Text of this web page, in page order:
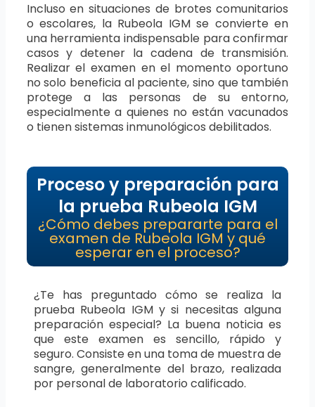
Incluso en situaciones de brotes comunitarios
o escolares, la Rubeola IGM se convierte en
una herramienta indispensable para confirmar
casos y detener la cadena de transmisión.
Realizar el examen en el momento oportuno
no solo beneficia al paciente, sino que también
protege a las personas de su entorno,
especialmente a quienes no están vacunados
o tienen sistemas inmunológicos debilitados.
Proceso y preparación para
la prueba Rubeola IGM
¿Cómo debes prepararte para el
examen de Rubeola IGM y qué
esperar en el proceso?
¿Te has preguntado cómo se realiza la
prueba Rubeola IGM y si necesitas alguna
preparación especial? La buena noticia es
que este examen es sencillo, rápido y
seguro. Consiste en una toma de muestra de
sangre, generalmente del brazo, realizada
por personal de laboratorio calificado.